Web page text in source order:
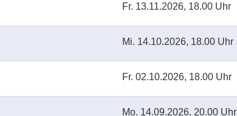
Fr. 13.11.2026, 18.00 Uhr
Mi. 14.10.2026, 18.00 Uhr
Fr. 02.10.2026, 18.00 Uhr
Mo. 14.09.2026, 20.00 Uhr